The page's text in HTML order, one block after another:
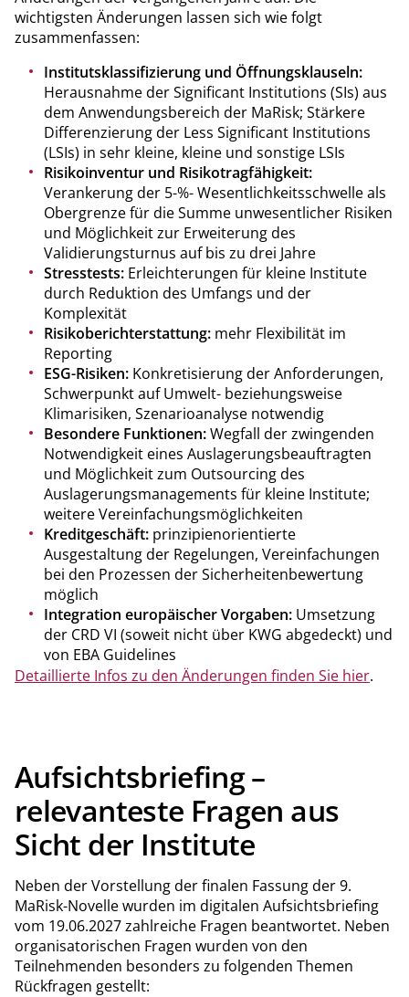
wichtigsten Änderungen lassen sich wie folgt
zusammenfassen:
Institutsklassifizierung und Öffnungsklauseln:
Herausnahme der Significant Institutions (SIs) aus
dem Anwendungsbereich der MaRisk; Stärkere
Differenzierung der Less Significant Institutions
(LSIs) in sehr kleine, kleine und sonstige LSIs
Risikoinventur und Risikotragfähigkeit:
Verankerung der 5-%- Wesentlichkeitsschwelle als
Obergrenze für die Summe unwesentlicher Risiken
und Möglichkeit zur Erweiterung des
Validierungsturnus auf bis zu drei Jahre
Stresstests: Erleichterungen für kleine Institute
durch Reduktion des Umfangs und der
Komplexität
Risikoberichterstattung: mehr Flexibilität im
Reporting
ESG-Risiken: Konkretisierung der Anforderungen,
Schwerpunkt auf Umwelt- beziehungsweise
Klimarisiken, Szenarioanalyse notwendig
Besondere Funktionen:Wegfall der zwingenden
Notwendigkeit eines Auslagerungsbeauftragten
und Möglichkeit zum Outsourcing des
Auslagerungsmanagements für kleine Institute;
weitere Vereinfachungsmöglichkeiten
Kreditgeschäft: prinzipienorientierte
Ausgestaltung der Regelungen, Vereinfachungen
bei den Prozessen der Sicherheitenbewertung
möglich
Integration europäischer Vorgaben: Umsetzung
der CRD VI (soweit nicht über KWG abgedeckt) und
von EBA Guidelines
Detaillierte Infos zu den Änderungen finden Sie hier.
Aufsichtsbriefing –
relevanteste Fragen aus
Sicht der Institute
Neben der Vorstellung der finalen Fassung der 9.
MaRisk-Novelle wurden im digitalen Aufsichtsbriefing
vom 19.06.2027 zahlreiche Fragen beantwortet. Neben
organisatorischen Fragen wurden von den
Teilnehmenden besonders zu folgenden Themen
Rückfragen gestellt: